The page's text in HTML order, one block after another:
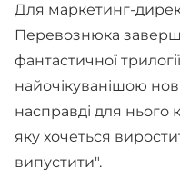
Для маркетинг-
Перевознюка
фантастичної
найочікуванішою
насправді для
яку хочеться
випустити".